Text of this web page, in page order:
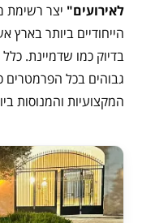
לאירועים" יצר רשימת
הייחודיים ביותר בארץ
בדיוק כמו שדמיינת.
גבוהים בכל הפרמטרים
המקצועיות והמנוסות